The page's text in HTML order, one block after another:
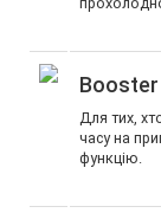
Booster
Для тих,
часу на
функцію.